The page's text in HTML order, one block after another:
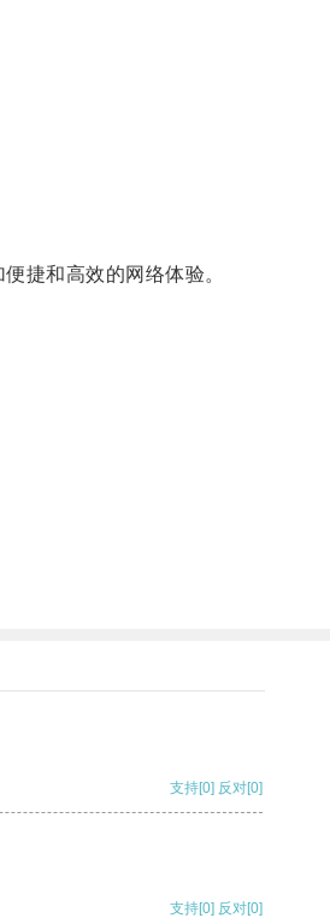
捷和高效的网络体验。
支持[0] 反对[0]
支持[0] 反对[0]